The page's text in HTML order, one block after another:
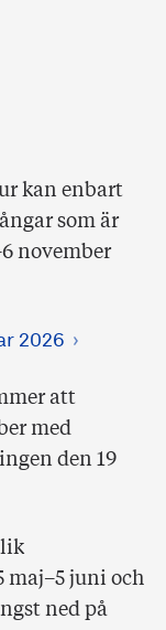
kan enbart
som är
november
2026
att
med
den 19
maj–5 juni och
ned på